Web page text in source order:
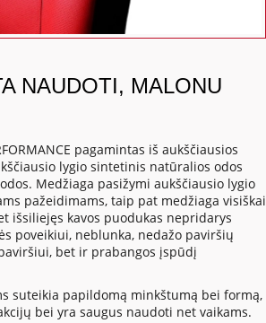
NAUDOTI, MALONU
pagamintas iš aukščiausios
lygio sintetinis natūralios odos
Medžiaga pasižymi aukščiausio lygio
pažeidimams, taip pat medžiaga visiškai
išsiliejęs kavos puodukas nepridarys
poveikiui, neblunka, nedažo paviršių
bet ir prabangos įspūdį
suteikia papildomą minkštumą bei formą,
bei yra saugus naudoti net vaikams.